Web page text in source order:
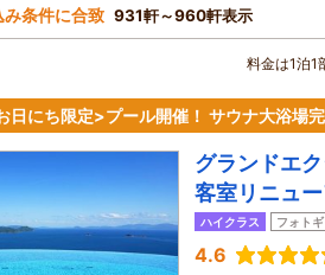
み条件に合致 931軒～960軒表示
料金は1泊1
日にち限定>プール開催！ サウナ大浴場
グランドエ
客室リニュー
ハイクラス フォト
4.6